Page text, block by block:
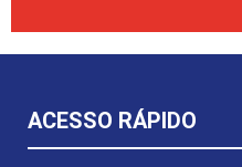
ACESSO RÁPIDO